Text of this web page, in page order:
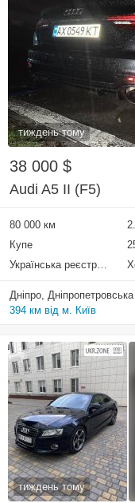
тиждень тому
38 000 $
Audi A5 II (F5)
80 000 км
Купе
Українська реєстрація
Дніпро,
394 км від м. Київ
тиждень тому